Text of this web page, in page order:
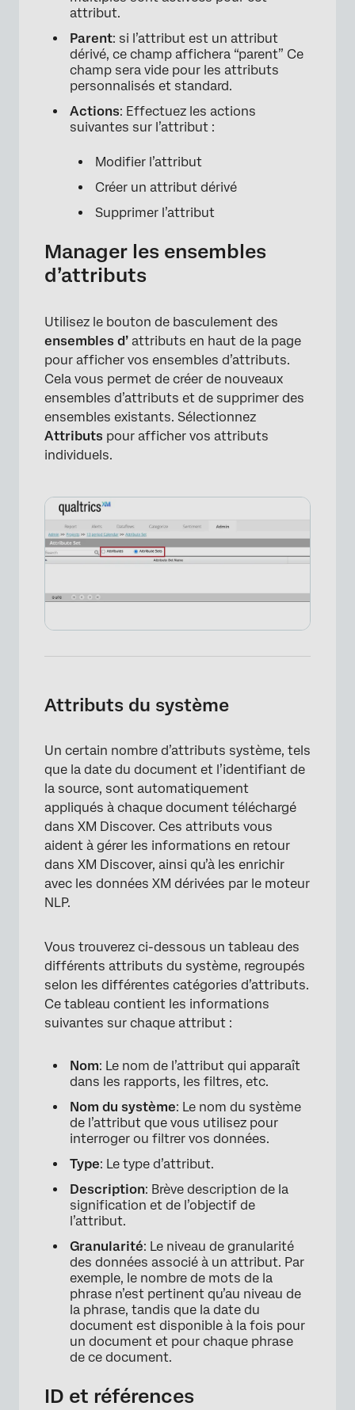
attribut.
Parent: si l’attribut est un attribut
dérivé, ce champ affichera “parent” Ce
champ sera vide pour les attributs
personnalisés et standard.
Actions: Effectuez les actions
suivantes sur l’attribut :
Modifier l’attribut
Créer un attribut dérivé
Supprimer l’attribut
Manager les ensembles
d’attributs
Utilisez le bouton de basculement des
ensembles d’ attributs en haut de la page
pour afficher vos ensembles d’attributs.
Cela vous permet de créer de nouveaux
ensembles d’attributs et de supprimer des
ensembles existants. Sélectionnez
Attributs pour afficher vos attributs
individuels.
Attributs du système
Un certain nombre d’attributs système, tels
que la date du document et l’identifiant de
la source, sont automatiquement
appliqués à chaque document téléchargé
dans XM Discover. Ces attributs vous
aident à gérer les informations en retour
dans XM Discover, ainsi qu’à les enrichir
avec les données XM dérivées par le moteur
NLP.
Vous trouverez ci-dessous un tableau des
différents attributs du système, regroupés
selon les différentes catégories d’attributs.
Ce tableau contient les informations
suivantes sur chaque attribut :
Nom: Le nom de l’attribut qui apparaît
dans les rapports, les filtres, etc.
Nom du système: Le nom du système
de l’attribut que vous utilisez pour
interroger ou filtrer vos données.
Type: Le type d’attribut.
Description: Brève description de la
signification et de l’objectif de
l’attribut.
Granularité: Le niveau de granularité
des données associé à un attribut. Par
exemple, le nombre de mots de la
phrase n’est pertinent qu’au niveau de
la phrase, tandis que la date du
document est disponible à la fois pour
un document et pour chaque phrase
de ce document.
ID et références